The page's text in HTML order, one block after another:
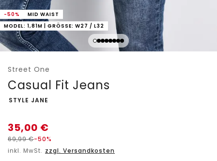
-50%
MID WAIST
MODEL: 1,81M | GRÖSSE: W27 / L32
Street One
Casual Fit Jeans
-
STYLE JANE
35,00 €
69,99€-50%
inkl. MwSt. zzgl. Versandkosten